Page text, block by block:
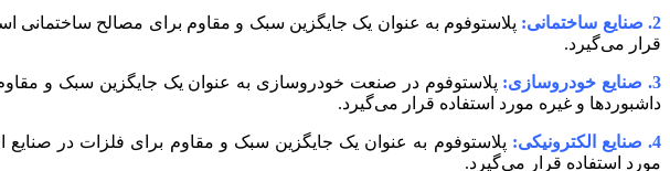
2. صنایع ساختمانی:
پلاستوفوم به عنوان یک جایگزین سبک و مقاوم برای مصالح
قرار می‌گیرد.
3. صنایع خودروسازی:
پلاستوفوم در صنعت خودروسازی به عنوان یک جایگزین سبک و
داشبوردها و غیره مورد استفاده قرار می‌گیرد.
4. صنایع الکترونیکی:
پلاستوفوم به عنوان یک جایگزین سبک و مقاوم برای فلزات در صنایع
مورد استفاده قرار می‌گیرد.